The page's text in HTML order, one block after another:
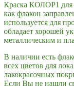
Краска КОЛОР1 для
как флакон
используется для
обладает хорошей
металлическим и
В наличии есть
всех цветов для
лакокрасочных
Если Вы не нашли